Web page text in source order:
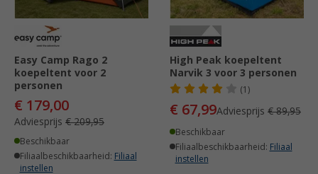
Easy Camp Rago 2
koepeltent voor 2
personen
€ 179,00
Adviesprijs € 209,95
Beschikbaar
Filiaalbeschikbaarheid: Filiaal
instellen
High Peak koepeltent
Narvik 3 voor 3 personen
(1)
€ 67,99Adviesprijs € 89,95
Beschikbaar
Filiaalbeschikbaarheid: Filiaal
instellen